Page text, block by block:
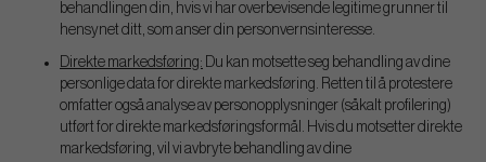
behandlingen din, hvis vi har overbevisende legitime grunner til
hensynet ditt, som anser din personvernsinteresse.
Direkte markedsføring: Du kan motsette seg behandling av dine
personlige data for direkte markedsføring. Retten til å protestere
omfatter også analyse av personopplysninger (såkalt profilering)
utført for direkte markedsføringsformål. Hvis du motsetter direkte
markedsføring, vil vi avbryte behandling av dine